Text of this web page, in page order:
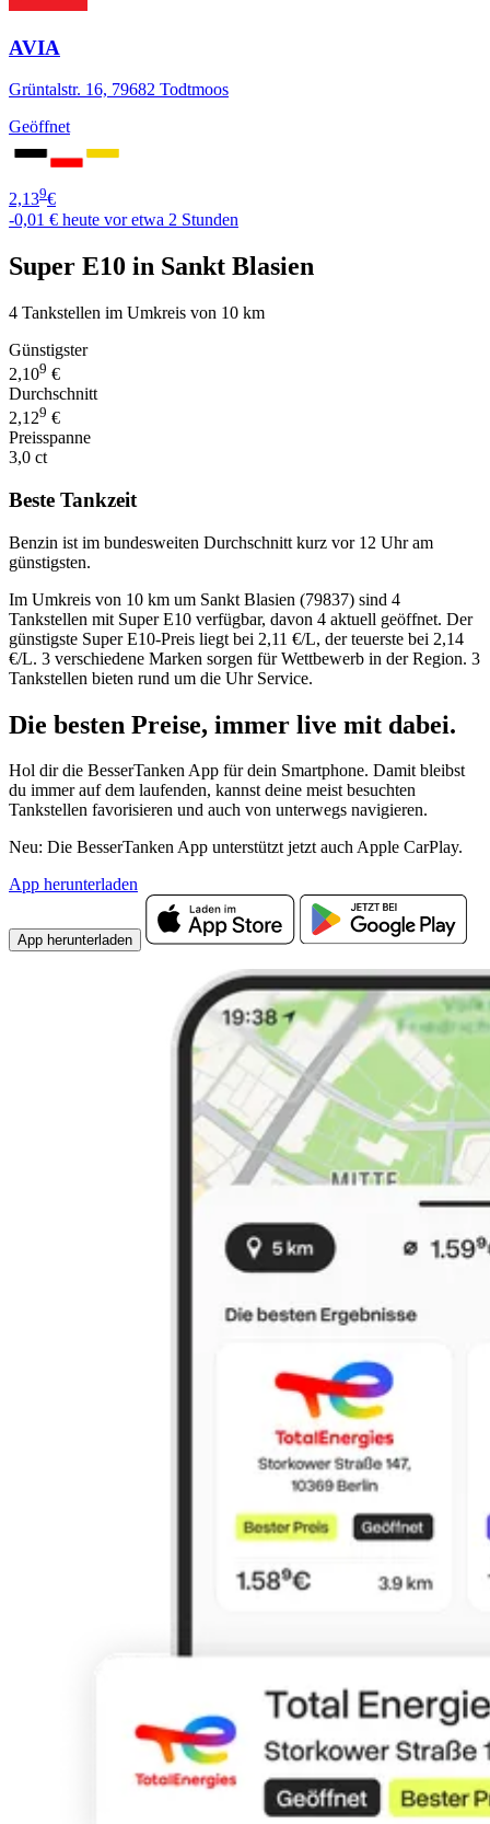
AVIA
Grüntalstr. 16, 79682 Todtmoos
Geöffnet
2,139€
-0,01 € heute vor etwa 2 Stunden
Super E10 in Sankt Blasien
4 Tankstellen im Umkreis von 10 km
Günstigster
2,109 €
Durchschnitt
2,129 €
Preisspanne
3,0 ct
Beste Tankzeit
Benzin ist im bundesweiten Durchschnitt kurz vor 12 Uhr am
günstigsten.
Im Umkreis von 10 km um Sankt Blasien (79837) sind 4
Tankstellen mit Super E10 verfügbar, davon 4 aktuell geöffnet. Der
günstigste Super E10-Preis liegt bei 2,11 €/L, der teuerste bei 2,14
€/L. 3 verschiedene Marken sorgen für Wettbewerb in der Region. 3
Tankstellen bieten rund um die Uhr Service.
Die besten Preise, immer live mit dabei.
Hol dir die BesserTanken App für dein Smartphone. Damit bleibst
du immer auf dem laufenden, kannst deine meist besuchten
Tankstellen favorisieren und auch von unterwegs navigieren.
Neu: Die BesserTanken App unterstützt jetzt auch Apple CarPlay.
App herunterladen
App herunterladen